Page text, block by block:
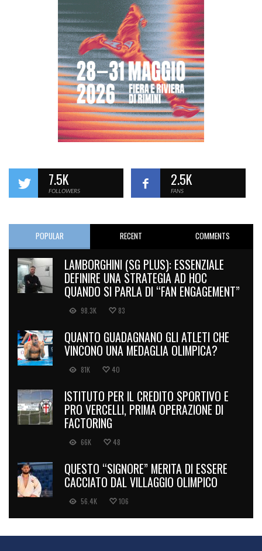
7.5K
FOLLOWERS
2.5K
FANS
POPULAR RECENT COMMENTS
LAMBORGHINI (SG PLUS): ESSENZIALE
DEFINIRE UNA STRATEGIA AD HOC
QUANDO SI PARLA DI “FAN ENGAGEMENT”
98.3K 83
QUANTO GUADAGNANO GLI ATLETI CHE
VINCONO UNA MEDAGLIA OLIMPICA?
81K 40
ISTITUTO PER IL CREDITO SPORTIVO E
PRO VERCELLI, PRIMA OPERAZIONE DI
FACTORING
66K 48
QUESTO “SIGNORE” MERITA DI ESSERE
CACCIATO DAL VILLAGGIO OLIMPICO
56.4K 106